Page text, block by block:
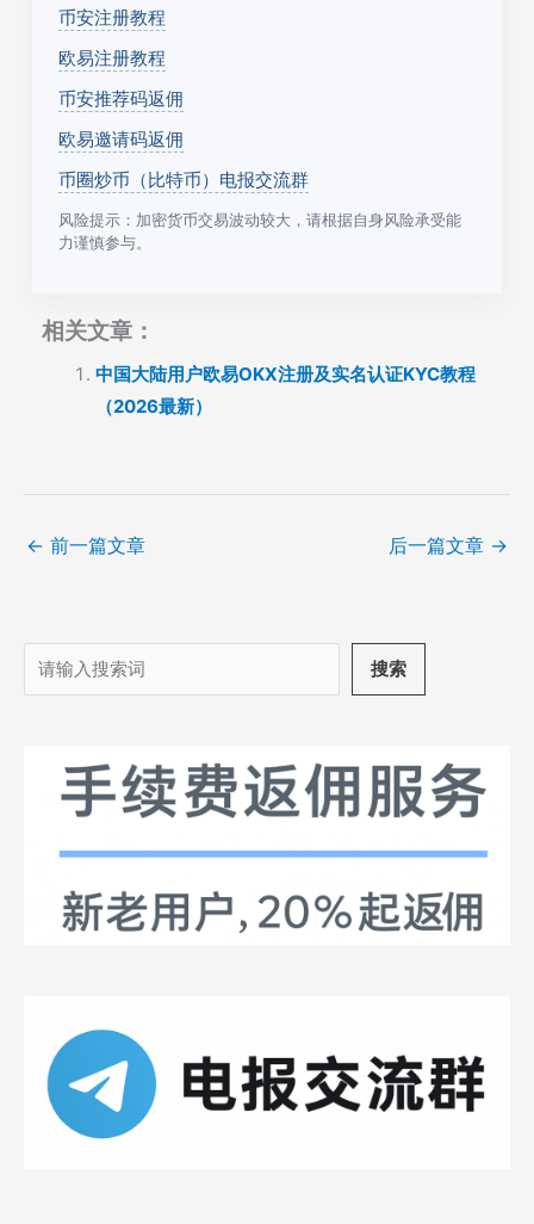
币安注册教程
欧易注册教程
币安推荐码返佣
欧易邀请码返佣
币圈炒币（比特币）电报交流群
风险提示：加密货币交易波动较大，请根据自身风险承受能
力谨慎参与。
相关文章：
中国大陆用户欧易OKX注册及实名认证KYC教程
（2026最新）
← 前一篇文章 后一篇文章 →
搜
索
搜索